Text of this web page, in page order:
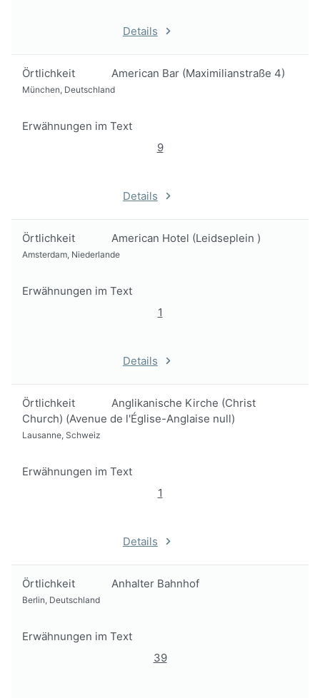
Details
Örtlichkeit American Bar (Maximilianstraße 4)
München, Deutschland
Erwähnungen im Text
9
Details
Örtlichkeit American Hotel (Leidseplein )
Amsterdam, Niederlande
Erwähnungen im Text
1
Details
Örtlichkeit
Anglikanische Kirche (Christ
Church) (Avenue de l'Église-Anglaise null)
Lausanne, Schweiz
Erwähnungen im Text
1
Details
Örtlichkeit Anhalter Bahnhof
Berlin, Deutschland
Erwähnungen im Text
39